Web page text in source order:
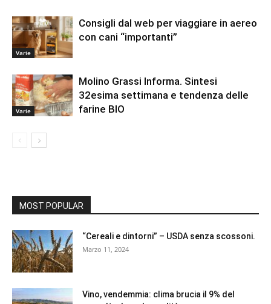
Varie
Consigli dal web per viaggiare in aereo
con cani “importanti”
Varie
Molino Grassi Informa. Sintesi
32esima settimana e tendenza delle
farine BIO
MOST POPULAR
“Cereali e dintorni” – USDA senza scossoni.
Marzo 11, 2024
Vino, vendemmia: clima brucia il 9% del